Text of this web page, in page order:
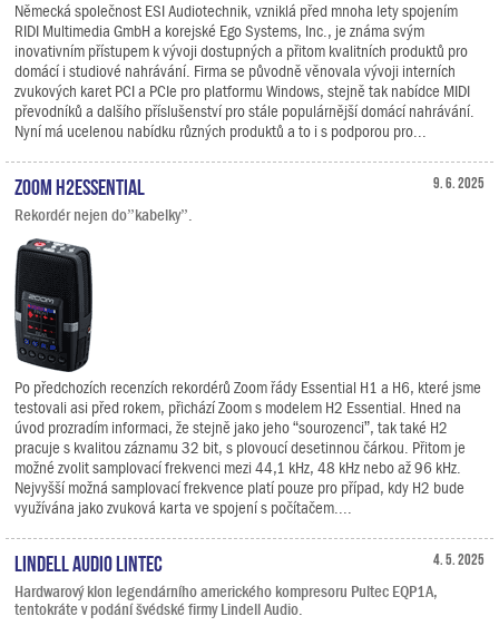
Německá společnost ESI Audiotechnik, vzniklá před mnoha lety spojením
RIDI Multimedia GmbH a korejské Ego Systems, Inc., je známa svým
inovativním přístupem k vývoji dostupných a přitom kvalitních produktů pro
domácí i studiové nahrávání. Firma se původně věnovala vývoji interních
zvukových karet PCI a PCIe pro platformu Windows, stejně tak nabídce MIDI
převodníků a dalšího příslušenství pro stále populárnější domácí nahrávání.
Nyní má ucelenou nabídku různých produktů a to i s podporou pro...
9. 6. 2025
Zoom H2essential
Rekordér nejen do”kabelky”.
Po předchozích recenzích rekordérů Zoom řády Essential H1 a H6, které jsme
testovali asi před rokem, přichází Zoom s modelem H2 Essential. Hned na
úvod prozradím informaci, že stejně jako jeho “sourozenci”, tak také H2
pracuje s kvalitou záznamu 32 bit, s plovoucí desetinnou čárkou. Přitom je
možné zvolit samplovací frekvenci mezi 44,1 kHz, 48 kHz nebo až 96 kHz.
Nejvyšší možná samplovací frekvence platí pouze pro případ, kdy H2 bude
využívána jako zvuková karta ve spojení s počítačem....
4. 5. 2025
Lindell Audio LiNTEC
Hardwarový klon legendárního amerického kompresoru Pultec EQP1A,
tentokráte v podání švédské firmy Lindell Audio.